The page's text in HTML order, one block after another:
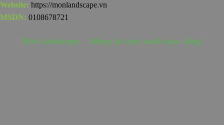
Website: https://monlandscape.vn
MSDN: 0108678721
Mon Landscape - Mang lại màu xanh cuộc sống!